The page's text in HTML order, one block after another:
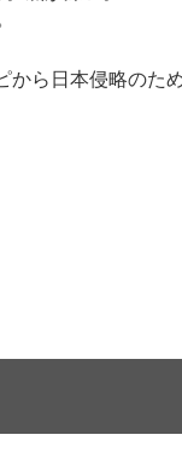
から日本侵略のた